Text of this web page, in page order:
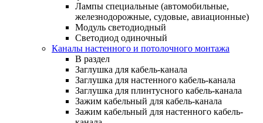
Лампы специальные (автомобильные,
железнодорожные, судовые, авиационные)
Модуль светодиодный
Светодиод одиночный
Каналы настенного и потолочного монтажа
В раздел
Заглушка для кабель-канала
Заглушка для настенного кабель-канала
Заглушка для плинтусного кабель-канала
Зажим кабельный для кабель-канала
Зажим кабельный для настенного кабель-